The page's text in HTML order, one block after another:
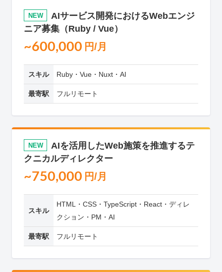
NEW
AIサービス開発におけるWebエンジ
ニア募集（Ruby / Vue）
~600,000 円/月
スキル Ruby・Vue・Nuxt・AI
最寄駅 フルリモート
NEW
AIを活用したWeb施策を推進するテ
クニカルディレクター
~750,000 円/月
スキル
HTML・CSS・TypeScript・React・ディレ
クション・PM・AI
最寄駅 フルリモート